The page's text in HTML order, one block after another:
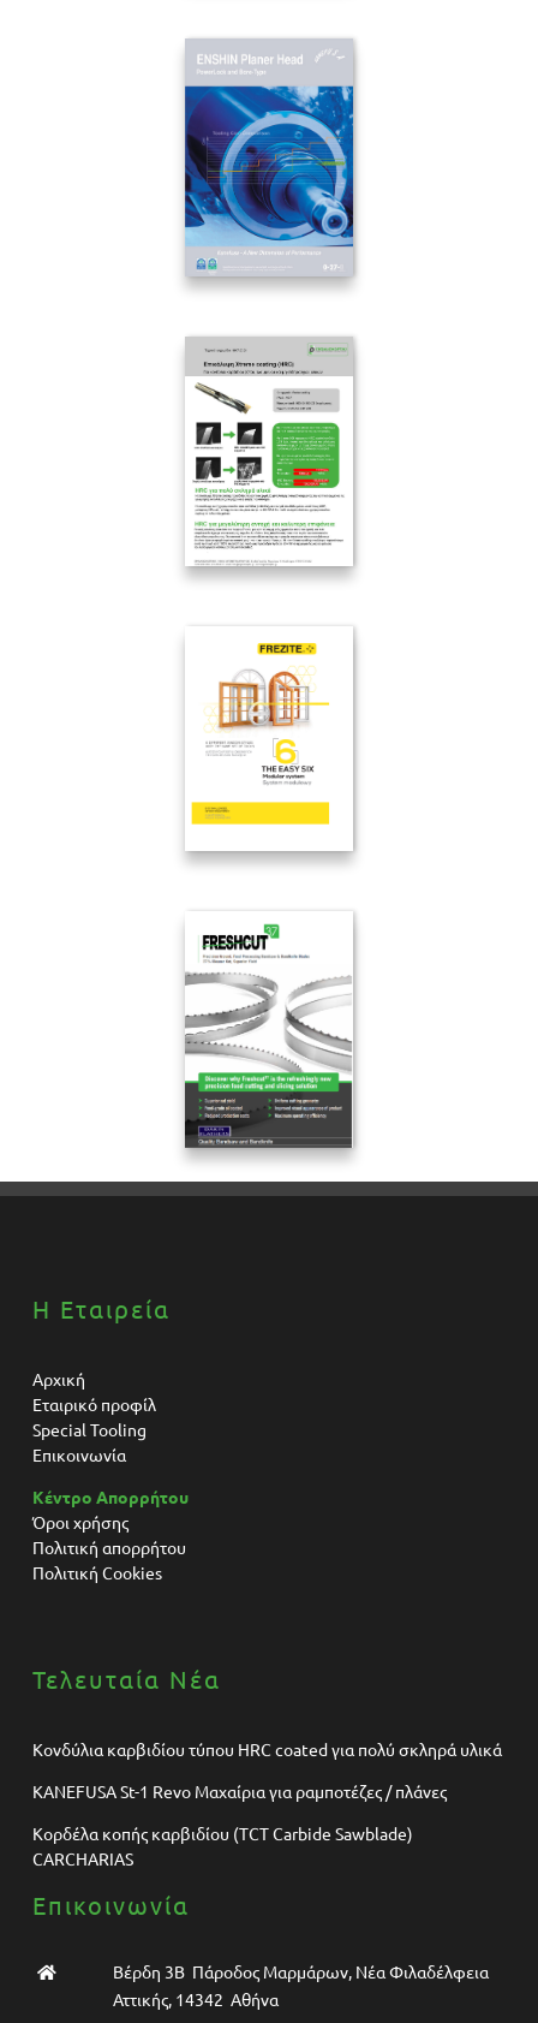
Η Εταιρεία
Αρχική
Εταιρικό προφίλ
Special Tooling
Επικοινωνία
Κέντρο Απορρήτου
Όροι χρήσης
Πολιτική απορρήτου
Πολιτική Cookies
Τελευταία Νέα
Κονδύλια καρβιδίου τύπου HRC coated για πολύ σκληρά υλικά
KANEFUSA St-1 Revo Μαχαίρια για ραμποτέζες / πλάνες
Κορδέλα κοπής καρβιδίου (TCT Carbide Sawblade)
CARCHARIAS
Επικοινωνία
Βέρδη 3Β Πάροδος Μαρμάρων, Νέα Φιλαδέλφεια
Αττικής, 14342 Αθήνα